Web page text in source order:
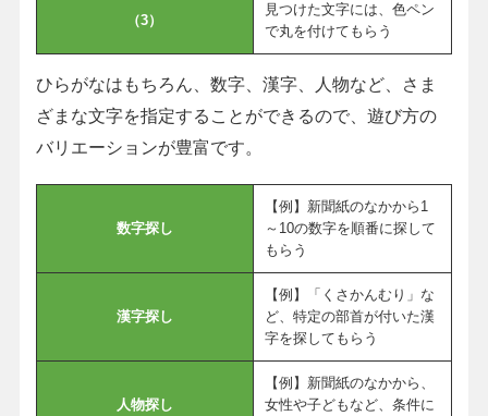
（3）
見つけた文字には、色ペン
で丸を付けてもらう
ひらがなはもちろん、数字、漢字、人物など、さま
ざまな文字を指定することができるので、遊び方の
バリエーションが豊富です。
数字探し
【例】新聞紙のなかから1
～10の数字を順番に探して
もらう
漢字探し
【例】「くさかんむり」な
ど、特定の部首が付いた漢
字を探してもらう
人物探し
【例】新聞紙のなかから、
女性や子どもなど、条件に